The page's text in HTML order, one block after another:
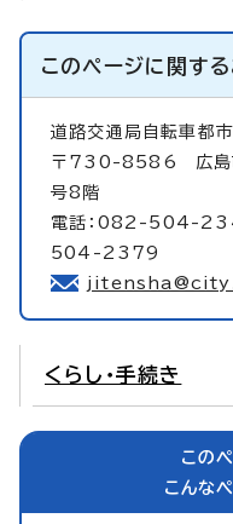
このページに関する
道路交通局自転車都
〒730-8586 広島
号8階
電話：082-504-
504-2379
くらし・手続き
この
こんな